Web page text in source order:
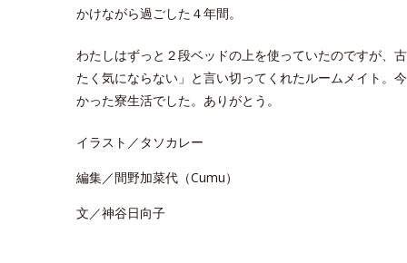
かけながら過ごした４年間。
わたしはずっと２段ベッドの上を使っていたのですが、
たく気にならない」と言い切ってくれたルームメイト。
かった寮生活でした。ありがとう。
イラスト／タソカレー
編集／間野加菜代（Cumu）
文／神谷日向子